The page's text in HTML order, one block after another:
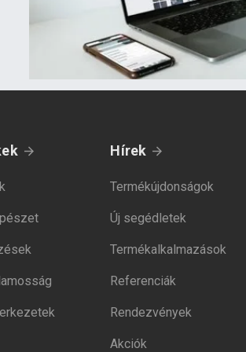
Hírek
Termékújdonságok
Új segédletek
Termékalkalmazások
Referenciák
Rendezvények
Akciók